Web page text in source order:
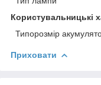
Користувальницькі
Типорозмір
Приховати